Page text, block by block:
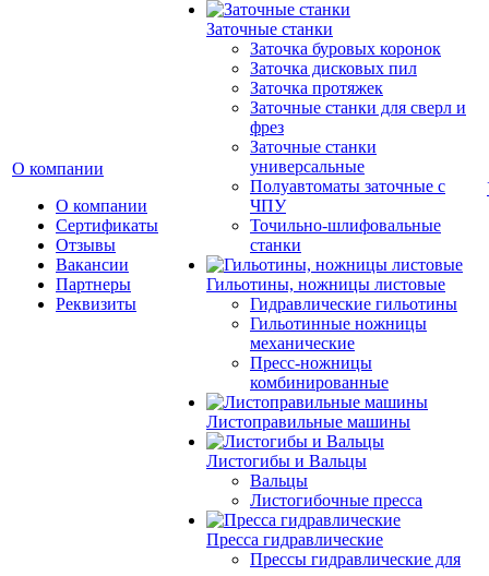
О компании
О компании
Сертификаты
Отзывы
Вакансии
Партнеры
Реквизиты
Заточные станки
Заточка буровых коронок
Заточка дисковых пил
Заточка протяжек
Заточные станки для сверл и
фрез
Заточные станки
универсальные
Полуавтоматы заточные с
ЧПУ
Точильно-шлифовальные
станки
Гильотины, ножницы листовые
Гидравлические гильотины
Гильотинные ножницы
механические
Пресс-ножницы
комбинированные
Листоправильные машины
Листогибы и Вальцы
Вальцы
Листогибочные пресса
Пресса гидравлические
Прессы гидравлические для